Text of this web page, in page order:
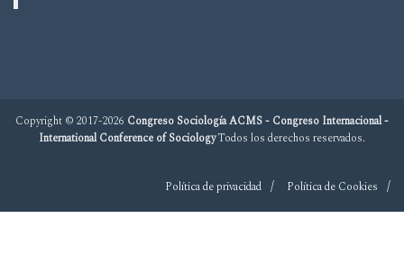
Copyright © 2017-2026 Congreso Sociología ACMS - Congreso Internacional -
International Conference of SociologyTodos los derechos reservados.
Política de privacidad Política de Cookies